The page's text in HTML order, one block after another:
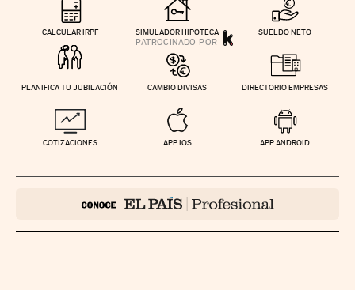
CALCULAR IRPF SIMULADOR HIPOTECA SUELDO NETO
PLANIFICA TU JUBILACIÓN CAMBIO DIVISAS DIRECTORIO EMPRESAS
COTIZACIONES APP IOS APP ANDROID